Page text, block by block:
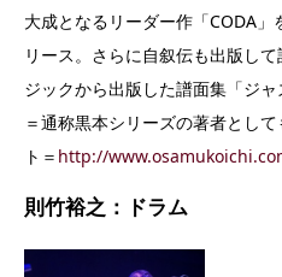
大成となるリーダー作「CODA」
リース。さらに自叙伝も出版し
ジックから出版した譜面集「ジャ
＝通称黒本シリーズの著者とし
ト＝ http://
則竹裕之：ドラム